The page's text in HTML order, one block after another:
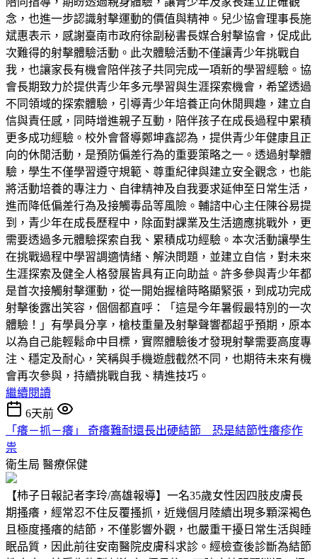
念，也進一步認識射擊運動的價值與精神。兒少協會理事長施
斌惠表示，感謝臺南市政府徐副秘書長媒合射擊協會，促成此
次難得的射擊體驗活動。此次體驗活動不僅讓青少年挑戰自
我，也讓家長有機會陪伴孩子共同完成一項新的學習經驗。協
會長期致力於提供青少年多元學習與生涯探索機會，希望透過
不同領域的探索體驗，引導青少年培養正向休閒興趣，建立自
信與責任感，同時增進親子互動，陪伴孩子在成長過程中累積
更多成功經驗。校外會督導鄭坤鑫認為，提供青少年健康且正
向的休閒活動，是預防偏差行為的重要策略之一。透過射擊體
驗，學生不僅學習遵守規範、尊重紀律與建立安全觀念，也能
將活動培養的專注力、自律精神及自我要求延伸至日常生活，
進而降低偏差行為及接觸毒品等風險。輔諮中心主任陳谷易提
到，青少年在成長歷程中，除面對課業及生活適應挑戰外，更
需要透過多元體驗探索自我、累積成功經驗。本次活動讓學生
在挑戰過程中學習調適情緒、解決問題，並建立自信，對未來
生涯探索及健全人格發展皆具有正向助益。許多參與青少年都
是首次接觸射擊運動，從一開始握槍時略顯緊張，到成功完成
射擊後露出笑容，個個都直呼：「這是今年暑假最特別的一次
體驗！」有學員分享，槍枝重量及射擊聲響都超乎預期，原本
以為自己能輕鬆命中目標，實際體驗後才發現射擊需要高度專
注、穩定及耐心，笑稱與手機遊戲截然不同，也期待未來有機
會再次參與，持續挑戰自我、精進技巧。
繼續閱讀
6天前
「癢－抓－癢」 奇癢難耐還長出硬結節 恐是結節性癢疹作
祟
衛生局 醫療保健
【柿子日報記者李玲/高雄報導】一名35歲女性因四肢皮膚長
期搔癢，經常忍不住反覆搔抓，近幾個月陸續出現多顆深褐色
且極度搔癢的結節，不僅影響外觀，也嚴重干擾日常生活與睡
眠品質，因此前往安南醫院皮膚科求診。經檢查後診斷為結節